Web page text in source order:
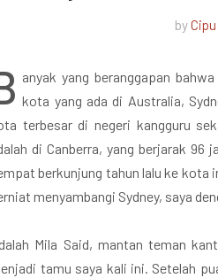
by
anyak yang beranggapan
kota yang ada di Australia,
terbesar di negeri kangguru
di Canberra, yang berjarak 96
berkunjung tahun lalu ke kota
menyambangi Sydney, saya
Mila Said, mantan teman
tamu saya kali ini. Setelah